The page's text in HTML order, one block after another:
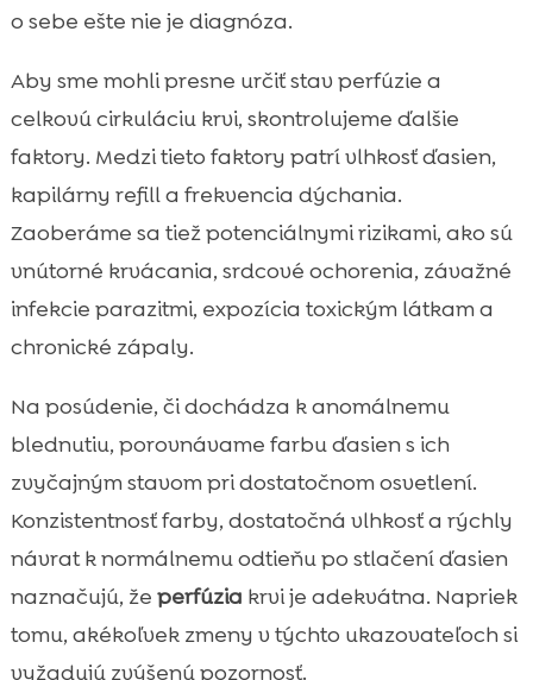
o sebe ešte nie je diagnóza.
Aby sme mohli presne určiť stav perfúzie a
celkovú cirkuláciu krvi, skontrolujeme ďalšie
faktory. Medzi tieto faktory patrí vlhkosť ďasien,
kapilárny refill a frekvencia dýchania.
Zaoberáme sa tiež potenciálnymi rizikami, ako sú
vnútorné krvácania, srdcové ochorenia, závažné
infekcie parazitmi, expozícia toxickým látkam a
chronické zápaly.
Na posúdenie, či dochádza k anomálnemu
blednutiu, porovnávame farbu ďasien s ich
zvyčajným stavom pri dostatočnom osvetlení.
Konzistentnosť farby, dostatočná vlhkosť a rýchly
návrat k normálnemu odtieňu po stlačení ďasien
naznačujú, že perfúzia krvi je adekvátna. Napriek
tomu, akékoľvek zmeny v týchto ukazovateľoch si
vyžadujú zvýšenú pozornosť.